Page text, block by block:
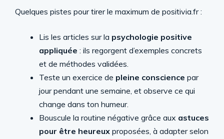
Quelques pistes pour tirer le maximum de positivia.fr :
Lis les articles sur la psychologie positive
appliquée : ils regorgent d’exemples concrets
et de méthodes validées.
Teste un exercice de pleine conscience par
jour pendant une semaine, et observe ce qui
change dans ton humeur.
Bouscule la routine négative grâce aux astuces
pour être heureux proposées, à adapter selon